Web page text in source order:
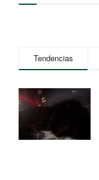
Tendencias